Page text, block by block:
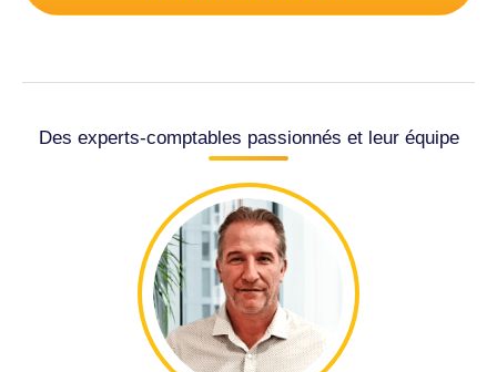
Des experts-comptables passionnés et leur équipe